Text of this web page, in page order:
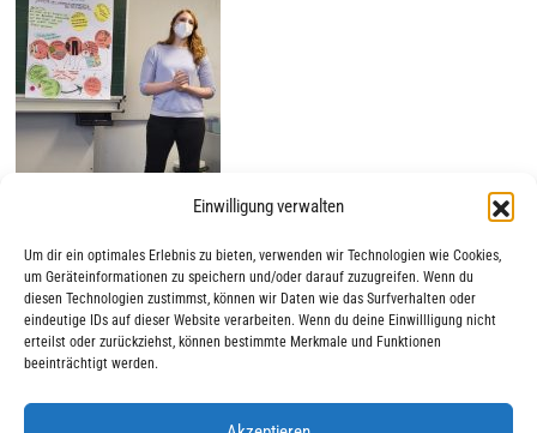
Einwilligung verwalten
Um dir ein optimales Erlebnis zu bieten, verwenden wir Technologien wie Cookies,
um Geräteinformationen zu speichern und/oder darauf zuzugreifen. Wenn du
diesen Technologien zustimmst, können wir Daten wie das Surfverhalten oder
eindeutige IDs auf dieser Website verarbeiten. Wenn du deine Einwillligung nicht
erteilst oder zurückziehst, können bestimmte Merkmale und Funktionen
beeinträchtigt werden.